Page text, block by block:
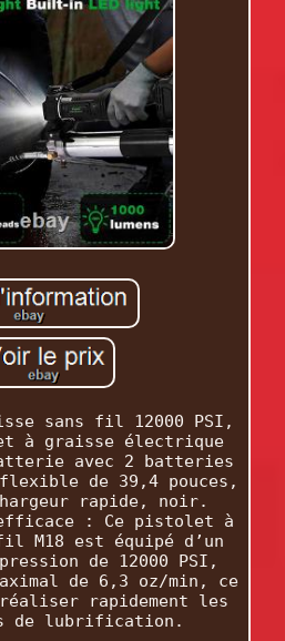
sans fil 12000 PSI,
à graisse électrique
avec 2 batteries
de 39,4 pouces,
rapide, noir.
: Ce pistolet à
M18 est équipé d’un
de 12000 PSI,
de 6,3 oz/min, ce
rapidement les
de lubrification.